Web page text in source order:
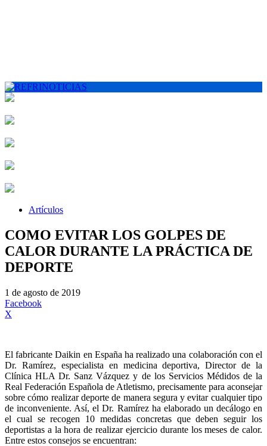
Artículos
COMO EVITAR LOS GOLPES DE
CALOR DURANTE LA PRÁCTICA DE
DEPORTE
1 de agosto de 2019
Facebook
X
El fabricante Daikin en España ha realizado una colaboración con el
Dr. Ramírez, especialista en medicina deportiva, Director de la
Clínica HLA Dr. Sanz Vázquez y de los Servicios Médidos de la
Real Federación Española de Atletismo, precisamente para aconsejar
sobre cómo realizar deporte de manera segura y evitar cualquier tipo
de inconveniente. Así, el Dr. Ramírez ha elaborado un decálogo en
el cual se recogen 10 medidas concretas que deben seguir los
deportistas a la hora de realizar ejercicio durante los meses de calor.
Entre estos consejos se encuentran: